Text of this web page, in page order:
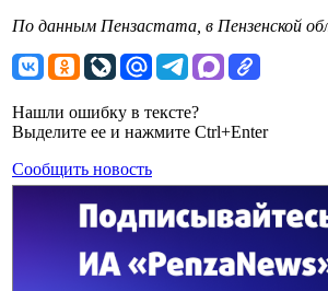
По данным Пензастата, в Пензенской
Нашли ошибку в тексте?
Выделите ее и нажмите Ctrl+Enter
Сообщить новость